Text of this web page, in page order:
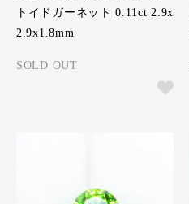
トイドガーネット 0.11ct 2.9x
2.9x1.8mm
SOLD OUT